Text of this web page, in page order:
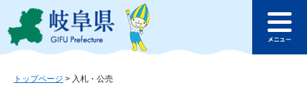
ジ
ュ
このページの本文へ
ュ
トップページ > 入札・公売